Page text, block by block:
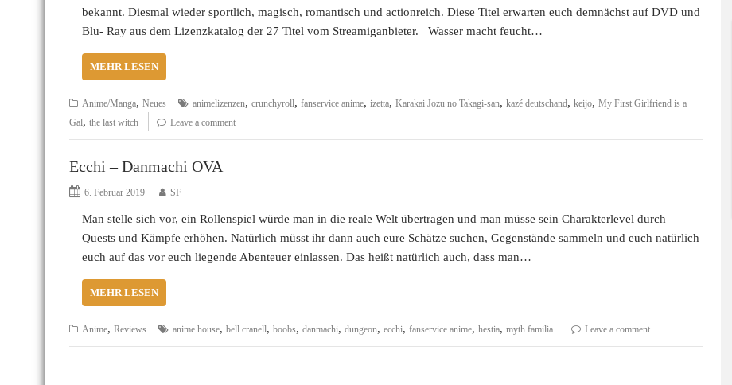
bekannt. Diesmal wieder sportlich, magisch, romantisch und actionreich. Diese Titel erwarten euch demnächst auf DVD und
Blu- Ray aus dem Lizenzkatalog der 27 Titel vom Streamiganbieter. Wasser macht feucht…
MEHR LESEN
Anime/Manga, Neues animelizenzen, crunchyroll, fanservice anime, izetta, Karakai Jozu no Takagi-san, kazé deutschand, keijo, My First Girlfriend is a
Gal, the last witch Leave a comment
Ecchi – Danmachi OVA
6. Februar 2019 SF
Man stelle sich vor, ein Rollenspiel würde man in die reale Welt übertragen und man müsse sein Charakterlevel durch
Quests und Kämpfe erhöhen. Natürlich müsst ihr dann auch eure Schätze suchen, Gegenstände sammeln und euch natürlich
euch auf das vor euch liegende Abenteuer einlassen. Das heißt natürlich auch, dass man…
MEHR LESEN
Anime, Reviews anime house, bell cranell, boobs, danmachi, dungeon, ecchi, fanservice anime, hestia, myth familia Leave a comment